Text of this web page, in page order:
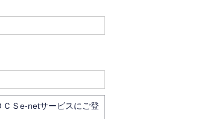
Ｓe-netサービスにご登